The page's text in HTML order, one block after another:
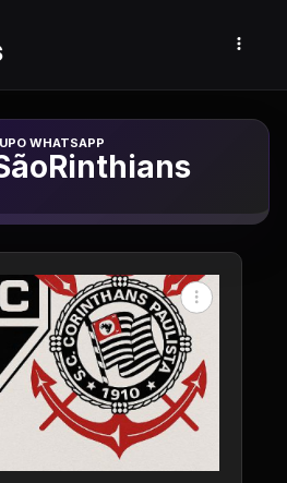
Whatsapp